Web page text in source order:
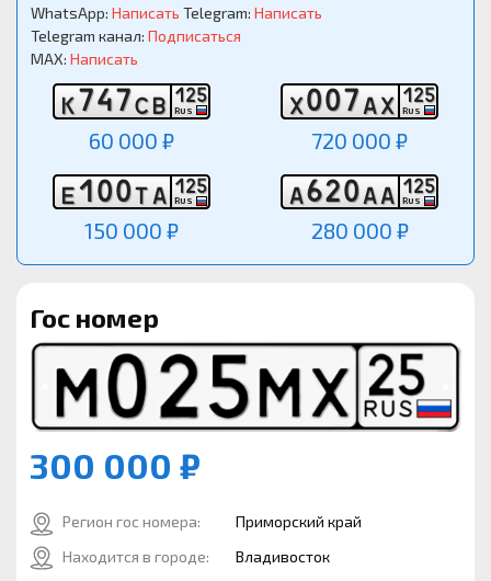
WhatsApp: Написать Telegram: Написать
Telegram канал: Подписаться
MAX: Написать
К747СВ 125
RUS
60 000 ₽
Х007АХ 125
RUS
720 000 ₽
Е100ТА 125
RUS
150 000 ₽
А620АА 125
RUS
280 000 ₽
Гос номер
300 000 ₽
Регион гос номера:
Приморский край
Находится в городе:
Владивосток